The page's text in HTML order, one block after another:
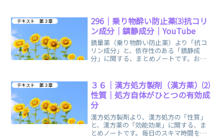
テキスト 第３章
296｜乗り物酔い防止薬⑶抗コリ
ン成分｜鎮静成分｜YouTube
鎮暈薬（乗り物酔い防止薬）より「抗コ
リン成分」と、依存性のある「鎮静成
分」に関する、まとめノートです。おす
テキスト 第３章
３６｜漢方処方製剤（漢方薬）⑵
性質｜処方自体がひとつの有効成
分
漢方処方製剤より、漢方処方の「性質」
と、漢方薬の「効能効果」に関する、ま
とめノートです。毎日のスキマ時間を利